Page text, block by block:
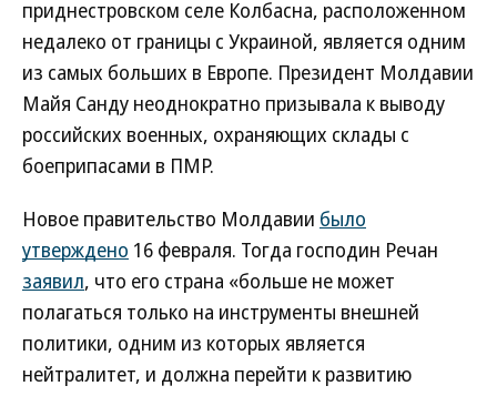
приднестровском селе Колбасна, расположенном
недалеко от границы с Украиной, является одним
из самых больших в Европе. Президент Молдавии
Майя Санду неоднократно призывала к выводу
российских военных, охраняющих склады с
боеприпасами в ПМР.
Новое правительство Молдавии было
утверждено 16 февраля. Тогда господин Речан
заявил, что его страна «больше не может
полагаться только на инструменты внешней
политики, одним из которых является
нейтралитет, и должна перейти к развитию